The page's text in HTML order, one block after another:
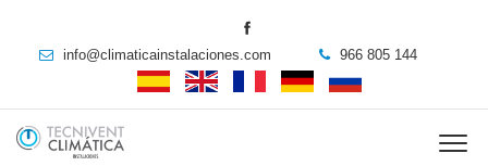
info@climaticainstalaciones.com 966 805 144